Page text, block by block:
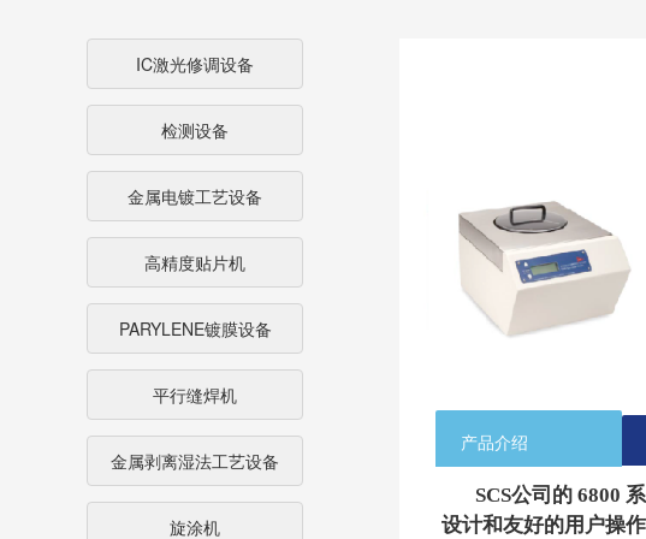
IC激光修调设备
检测设备
金属电镀工艺设备
高精度贴片机
PARYLENE镀膜设备
平行缝焊机
金属剥离湿法工艺设备
旋涂机
产品介绍
SCS公司的 6800 系
设计和友好的用户操